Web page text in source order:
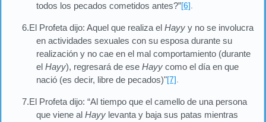
todos los pecados cometidos antes?”[6].
6.El Profeta dijo: Aquel que realiza el Hayy y no se involucra
en actividades sexuales con su esposa durante su
realización y no cae en el mal comportamiento (durante
el Hayy), regresará de ese Hayy como el día en que
nació (es decir, libre de pecados)"[7].
7.El Profeta dijo: “Al tiempo que el camello de una persona
que viene al Hayy levanta y baja sus patas mientras